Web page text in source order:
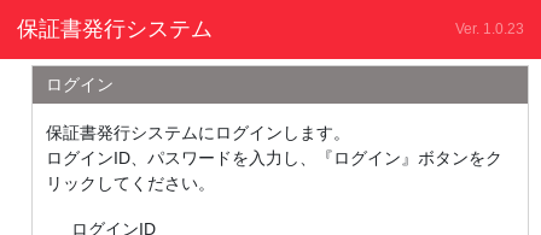
保証書発行システム Ver. 1.0.23
ログイン
保証書発行システムにログインします。
ログインID、パスワードを入力し、『ログイン』ボタンをク
リックしてください。
ログインID